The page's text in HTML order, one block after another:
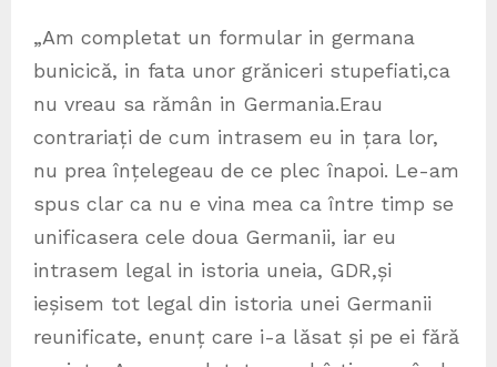
„Am completat un formular in germana
bunicică, in fata unor grăniceri stupefiati,ca
nu vreau sa rămân in Germania.Erau
contrariați de cum intrasem eu in țara lor,
nu prea înțelegeau de ce plec înapoi. Le-am
spus clar ca nu e vina mea ca între timp se
unificasera cele doua Germanii, iar eu
intrasem legal in istoria uneia, GDR,și
ieșisem tot legal din istoria unei Germanii
reunificate, enunț care i-a lăsat și pe ei fără